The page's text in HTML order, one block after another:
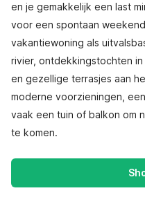
en je gemakkelijk een last
voor een spontaan
vakantiewoning als
rivier, ontdekkingstochten
en gezellige terrasjes aan
moderne voorzieningen,
vaak een tuin of balkon om
te komen.